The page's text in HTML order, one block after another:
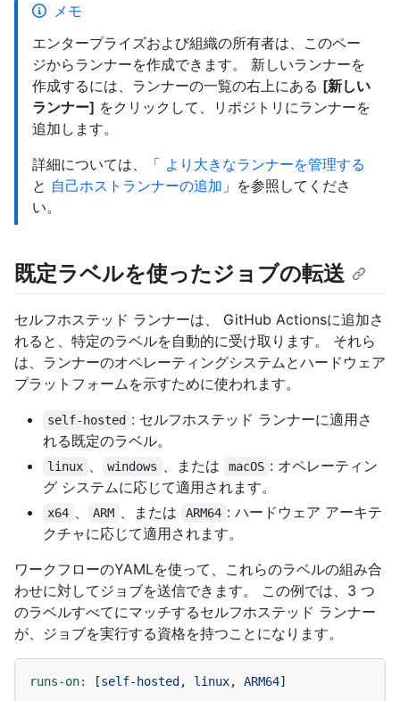
メモ
エンタープライズおよび組織の所有者は、このペー
ジからランナーを作成できます。 新しいランナーを
作成するには、ランナーの一覧の右上にある [新しい
ランナー] をクリックして、リポジトリにランナーを
追加します。
詳細については、「 より大きなランナーを管理する
と 自己ホストランナーの追加 」を参照してくださ
い。
既定ラベルを使ったジョブの転送
セルフホステッド ランナーは、 GitHub Actionsに追加さ
れると、特定のラベルを自動的に受け取ります。 それら
は、ランナーのオペレーティングシステムとハードウェア
プラットフォームを示すために使われます。
self-hosted : セルフホステッド ランナーに適用さ
れる既定のラベル。
linux windows 、または macOS : オペレーティン
グ システムに応じて適用されます。
x64 ARM 、または ARM64 : ハードウェア アーキテ
クチャに応じて適用されます。
ワークフローのYAMLを使って、これらのラベルの組み合
わせに対してジョブを送信できます。 この例では、3 つ
のラベルすべてにマッチするセルフホステッド ランナー
が、ジョブを実行する資格を持つことになります。
runs-on: [self-hosted , linux, ARM64